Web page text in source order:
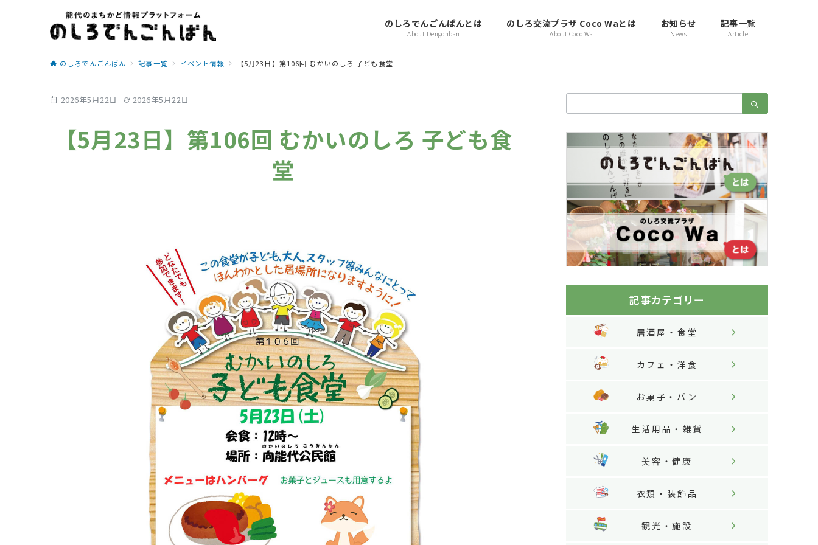
のしろでんごんばんとは
About Dengonban
のしろ交流プラザ Coco Waとは
About Coco Wa
お知らせ
News
記事一覧
Article
のしろでんごんばん 記事一覧 イベント情報 【5月23日】第106回 むかいのしろ 子ども食堂
2026年5月22日 2026年5月22日
【5月23日】第106回 むかいのしろ 子ども食
堂
索：
記事カテゴリー
居酒屋・食堂
カフェ・洋食
お菓子・パン
生活用品・雑貨
美容・健康
衣類・装飾品
観光・施設